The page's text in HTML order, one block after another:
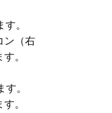
。
ン（右
。
。
。